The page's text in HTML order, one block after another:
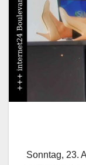
Sonntag, 23.